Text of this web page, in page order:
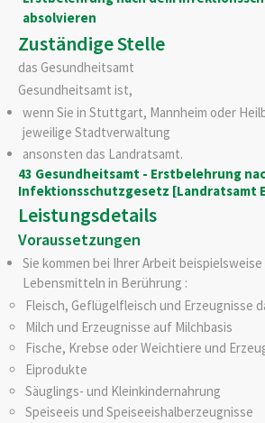
absolvieren
Zuständige Stelle
das Gesundheitsamt
Gesundheitsamt ist,
wenn Sie in Stuttgart, Mannheim oder
jeweilige Stadtverwaltung
ansonsten das Landratsamt.
43 Gesundheitsamt - Erstbelehrung
Infektionsschutzgesetz [Landratsamt
Leistungsdetails
Voraussetzungen
Sie kommen bei Ihrer Arbeit
Lebensmitteln in Berührung :
Fleisch, Geflügelfleisch und Erzeugnisse
Milch und Erzeugnisse auf Milchbasis
Fische, Krebse oder Weichtiere und
Eiprodukte
Säuglings- und Kleinkindernahrung
Speiseeis und Speiseeishalberzeugnisse